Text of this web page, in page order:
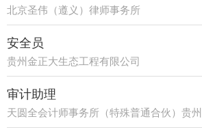
北京圣伟（遵义）律师事务所
安全员
贵州金正大生态工程有限公司
审计助理
天圆全会计师事务所（特殊普通合伙）贵州
分所